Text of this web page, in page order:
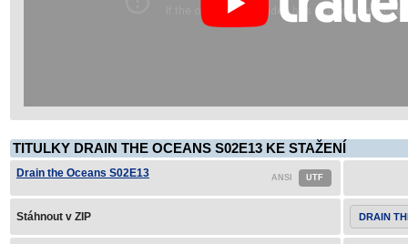
TITULKY DRAIN THE OCEANS S02E13 KE STAŽENÍ
Drain the Oceans S02E13
Stáhnout v ZIP DRAIN